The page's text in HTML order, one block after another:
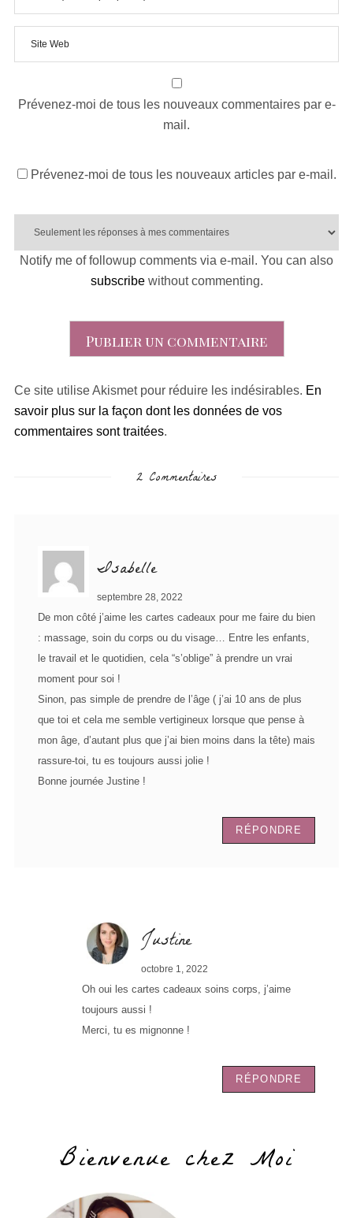
Prévenez-moi de tous les nouveaux commentaires par e-
mail.
Prévenez-moi de tous les nouveaux articles par e-mail.
Notify me of followup comments via e-mail. You can also
subscribewithout commenting.
Ce site utilise Akismet pour réduire les indésirables. En
savoir plus sur la façon dont les données de vos
commentaires sont traitées.
2 Commentaires
Isabelle
septembre 28, 2022
De mon côté j’aime les cartes cadeaux pour me faire du bien
: massage, soin du corps ou du visage… Entre les enfants,
le travail et le quotidien, cela “s’oblige” à prendre un vrai
moment pour soi !
Sinon, pas simple de prendre de l’âge ( j’ai 10 ans de plus
que toi et cela me semble vertigineux lorsque que pense à
mon âge, d’autant plus que j’ai bien moins dans la tête) mais
rassure-toi, tu es toujours aussi jolie !
Bonne journée Justine !
RÉPONDRE
Justine
octobre 1, 2022
Oh oui les cartes cadeaux soins corps, j’aime
toujours aussi !
Merci, tu es mignonne !
RÉPONDRE
Bienvenue chez Moi